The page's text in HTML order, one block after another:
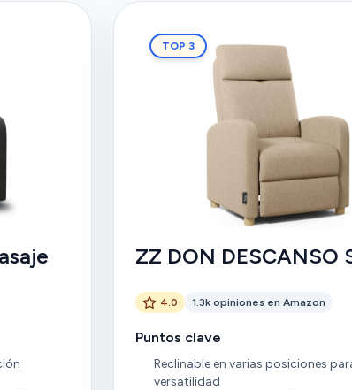
TOP 3
ZZ DON DESCANSO
4.0 1.3k opiniones en Amazon
Puntos clave
Reclinable en varias posiciones
versatilidad